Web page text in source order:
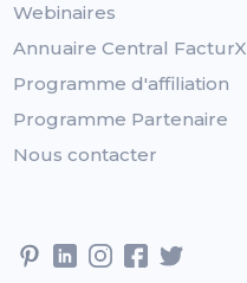
Webinaires
Annuaire Central FacturX
Programme d'affiliation
Programme Partenaire
Nous contacter